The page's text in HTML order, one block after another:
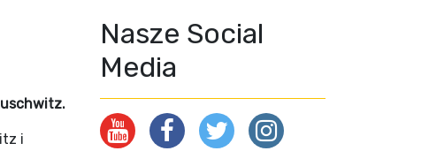
i
Nasze Social
Media